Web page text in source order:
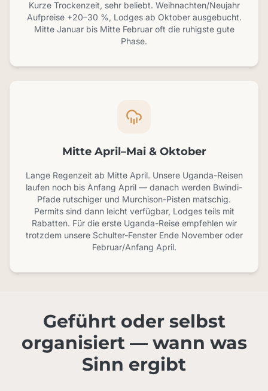
Kurze Trockenzeit, sehr beliebt. Weihnachten/Neujahr
Aufpreise +20–30 %, Lodges ab Oktober ausgebucht.
Mitte Januar bis Mitte Februar oft die ruhigste gute
Phase.
Mitte April–Mai & Oktober
Lange Regenzeit ab Mitte April. Unsere Uganda-Reisen
laufen noch bis Anfang April — danach werden Bwindi-
Pfade rutschiger und Murchison-Pisten matschig.
Permits sind dann leicht verfügbar, Lodges teils mit
Rabatten. Für die erste Uganda-Reise empfehlen wir
trotzdem unsere Schulter-Fenster Ende November oder
Februar/Anfang April.
Geführt oder selbst
organisiert — wann was
Sinn ergibt